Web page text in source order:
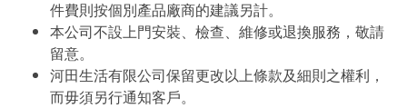
件費則按個別產品廠商的建議另計。
本公司不設上門安裝、檢查、維修或退換服務，敬請
留意。
河田生活有限公司保留更改以上條款及細則之權利，
而毋須另行通知客戶。